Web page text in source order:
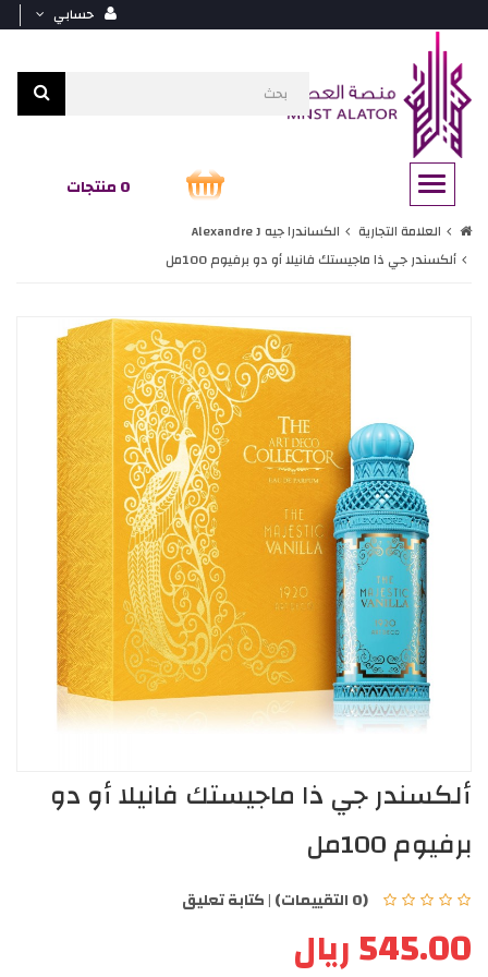
حسابي
0 منتجات
العلامة التجارية
الكساندرا جيه Alexandre J
ألكسندر جي ذا ماجيستك فانيلا أو دو برفيوم 100مل
ألكسندر جي ذا ماجيستك فانيلا أو دو
برفيوم 100مل
(0 التقييمات) |كتابة تعليق
545.00 ريال